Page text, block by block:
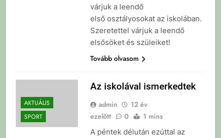
várjuk a leendő
első osztályosokat az iskolában.
Szeretettel várjuk a leendő
elsősöket és szüleiket!
Tovább olvasom
AKTUÁLIS
SPORT
Az iskolával ismerkedtek
admin
12 év
ezelőtt
0 1 mins
A péntek délután ezúttal az